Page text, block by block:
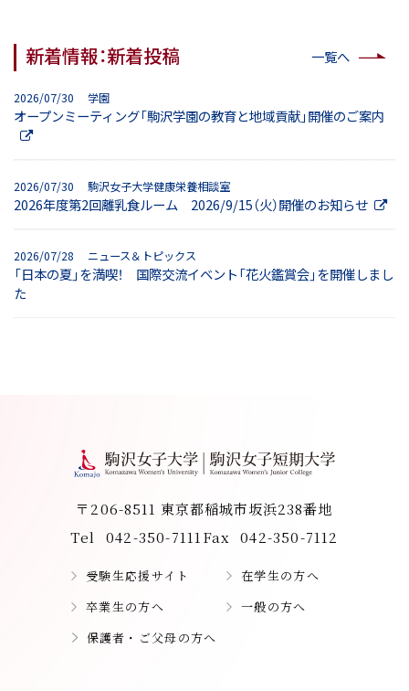
新着情報：新着投稿 一覧へ
2026/07/30 学園
オープンミーティング「駒沢学園の教育と地域貢献」開催のご案内
2026/07/30 駒沢女子大学健康栄養相談室
2026年度第2回離乳食ルーム 2026/9/15（火）開催のお知らせ
2026/07/28 ニュース＆トピックス
「日本の夏」を満喫！ 国際交流イベント「花火鑑賞会」を開催しまし
た
〒206-8511 東京都稲城市坂浜238番地
Tel
042-350-7111Fax 042-350-7112
受験生応援サイト
在学生の方へ
卒業生の方へ
一般の方へ
保護者・ご父母の方へ